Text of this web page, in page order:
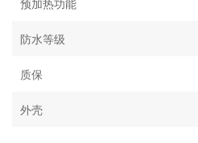
防水等级
质保
外壳